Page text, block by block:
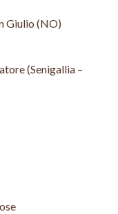
Giulio (NO)
(Senigallia –